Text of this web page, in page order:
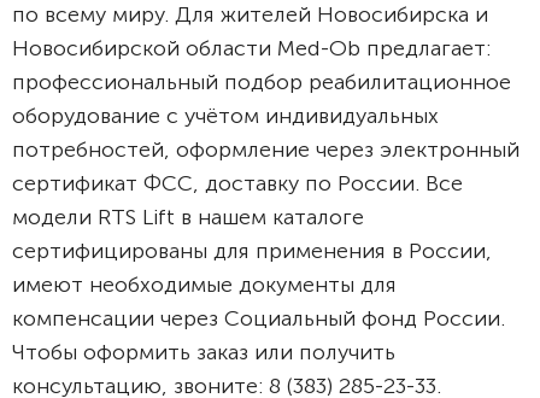
по всему миру. Для жителей Новосибирска и
Новосибирской области Med-Ob предлагает:
профессиональный подбор реабилитационное
оборудование с учётом индивидуальных
потребностей, оформление через электронный
сертификат ФСС, доставку по России. Все
модели RTS Lift в нашем каталоге
сертифицированы для применения в России,
имеют необходимые документы для
компенсации через Социальный фонд России.
Чтобы оформить заказ или получить
консультацию, звоните: 8 (383) 285-23-33.